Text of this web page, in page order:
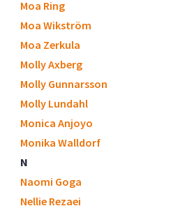
Moa Ring
Moa Wikström
Moa Zerkula
Molly Axberg
Molly Gunnarsson
Molly Lundahl
Monica Anjoyo
Monika Walldorf
N
Naomi Goga
Nellie Rezaei